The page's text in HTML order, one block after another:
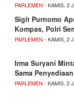
PARLEMEN - KAMIS, 2
Sigit Purnomo
Kompas, Polri
PARLEMEN - KAMIS, 2
Irma Suryani
Sama
PARLEMEN - KAMIS, 2